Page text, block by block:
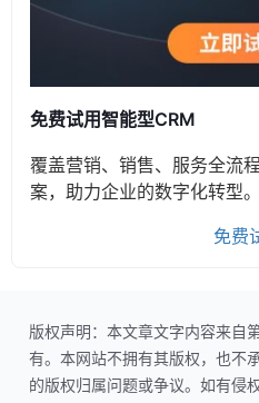
免费试用智能型CRM
覆盖营销、销售、服务全流
案，助力企业的数字化转型。
免费
版权声明：本文章文字内容来自
有。本网站不拥有其版权，也不
的版权归属问题或争议。如有侵